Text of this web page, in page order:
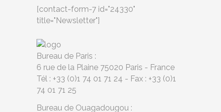
[contact-form-7 id="24330"
title="Newsletter"]
Bureau de Paris :
6 rue de la Plaine 75020 Paris - France
Tél : +33 (0)1 74 01 71 24 - Fax : +33 (0)1
74 01 71 25
Bureau de Ouagadougou :